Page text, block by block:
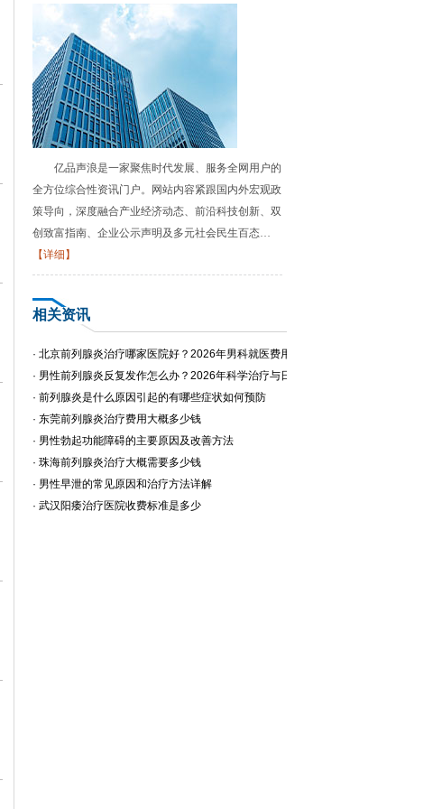
亿品声浪是一家聚焦时代发展、服务全网用户的
全方位综合性资讯门户。网站内容紧跟国内外宏观政
策导向，深度融合产业经济动态、前沿科技创新、双
创致富指南、企业公示声明及多元社会民生百态…
【详细】
相关资讯
· 北京前列腺炎治疗哪家医院好？2026年男科就医费用与专家推荐
· 男性前列腺炎反复发作怎么办？2026年科学治疗与日常护理指南
· 前列腺炎是什么原因引起的有哪些症状如何预防
· 东莞前列腺炎治疗费用大概多少钱
· 男性勃起功能障碍的主要原因及改善方法
· 珠海前列腺炎治疗大概需要多少钱
· 男性早泄的常见原因和治疗方法详解
· 武汉阳痿治疗医院收费标准是多少